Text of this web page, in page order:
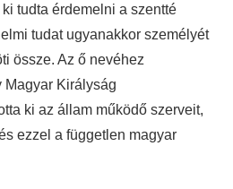
tudta érdemelni a szentté
tudat ugyanakkor személyét
össze. Az ő nevéhez
Magyar Királyság
ki az állam működő szerveit,
ezzel a független magyar